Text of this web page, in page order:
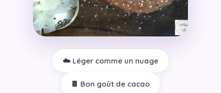
☁️ Léger comme un nuage
🍫 Bon goût de cacao